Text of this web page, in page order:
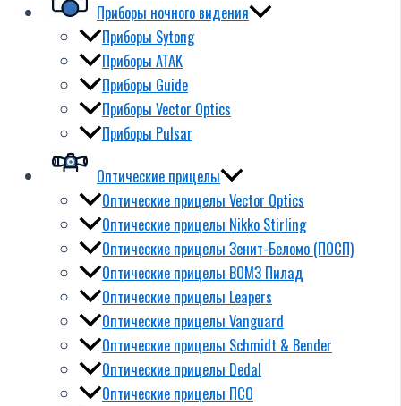
Приборы ночного видения
Приборы Sytong
Приборы ATAK
Приборы Guide
Приборы Vector Optics
Приборы Pulsar
Оптические прицелы
Оптические прицелы Vector Optics
Оптические прицелы Nikko Stirling
Оптические прицелы Зенит-Беломо (ПОСП)
Оптические прицелы ВОМЗ Пилад
Оптические прицелы Leapers
Оптические прицелы Vanguard
Оптические прицелы Schmidt & Bender
Оптические прицелы Dedal
Оптические прицелы ПСО